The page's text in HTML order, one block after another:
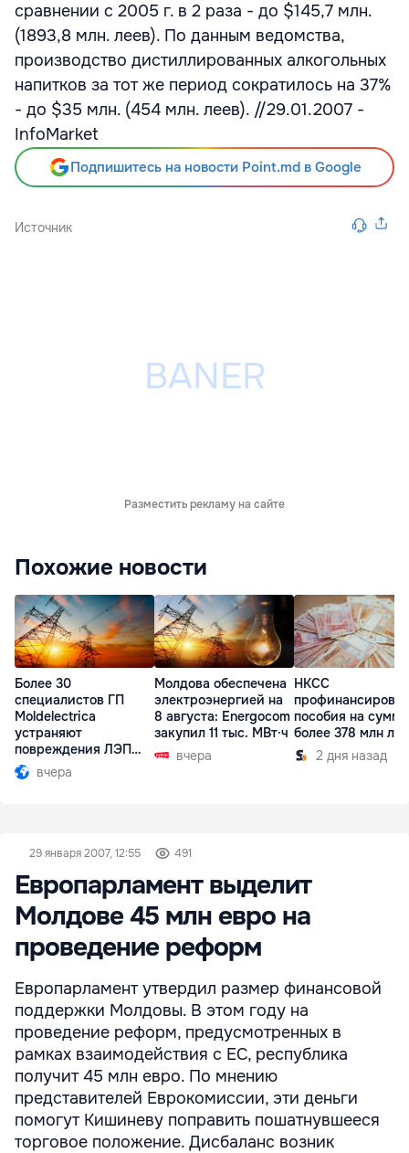
сравнении с 2005 г. в 2 раза - до $145,7 млн.
(1893,8 млн. леев). По данным ведомства,
производство дистиллированных алкогольных
напитков за тот же период сократилось на 37%
- до $35 млн. (454 млн. леев). //29.01.2007 -
InfoMarket
Подпишитесь на новости Point.md в Google
Источник
Разместить рекламу на сайте
Похожие новости
Более 30
специалистов ГП
Moldelectrica
устраняют
повреждения ЛЭП
Бельцы-Днестровск
вчера
Молдова обеспечена
электроэнергией на
8 августа: Energocom
закупил 11 тыс. МВт·ч
вчера
НКСС
пособия на сумму
более 378 млн
2 дня назад
29 января 2007, 12:55 491
Европарламент выделит
Молдове 45 млн евро на
проведение реформ
Европарламент утвердил размер финансовой
поддержки Молдовы. В этом году на
проведение реформ, предусмотренных в
рамках взаимодействия с ЕС, республика
получит 45 млн евро. По мнению
представителей Еврокомиссии, эти деньги
помогут Кишиневу поправить пошатнувшееся
торговое положение. Дисбаланс возник